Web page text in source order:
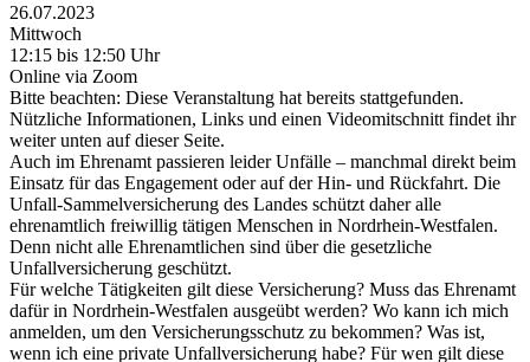
26.07.2023
Mittwoch
12:15 bis 12:50 Uhr
Online via Zoom
Bitte beachten: Diese Veranstaltung hat bereits stattgefunden.
Nützliche Informationen, Links und einen Videomitschnitt findet ihr
weiter unten auf dieser Seite.
Auch im Ehrenamt passieren leider Unfälle – manchmal direkt beim
Einsatz für das Engagement oder auf der Hin- und Rückfahrt. Die
Unfall-Sammelversicherung des Landes schützt daher alle
ehrenamtlich freiwillig tätigen Menschen in Nordrhein-Westfalen.
Denn nicht alle Ehrenamtlichen sind über die gesetzliche
Unfallversicherung geschützt.
Für welche Tätigkeiten gilt diese Versicherung? Muss das Ehrenamt
dafür in Nordrhein-Westfalen ausgeübt werden? Wo kann ich mich
anmelden, um den Versicherungsschutz zu bekommen? Was ist,
wenn ich eine private Unfallversicherung habe? Für wen gilt diese